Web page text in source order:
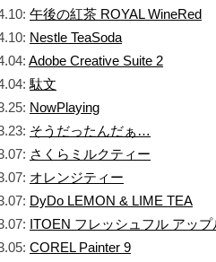
午後の紅茶 ROYAL WineRed
Nestle TeaSoda
Adobe Creative Suite 2
駄文
NowPlaying
そうだったんだぁ…
さくらミルクティー
オレンジティー
DyDo LEMON & LIME TEA
ITOEN フレッシュフル アッ
COREL Painter 9